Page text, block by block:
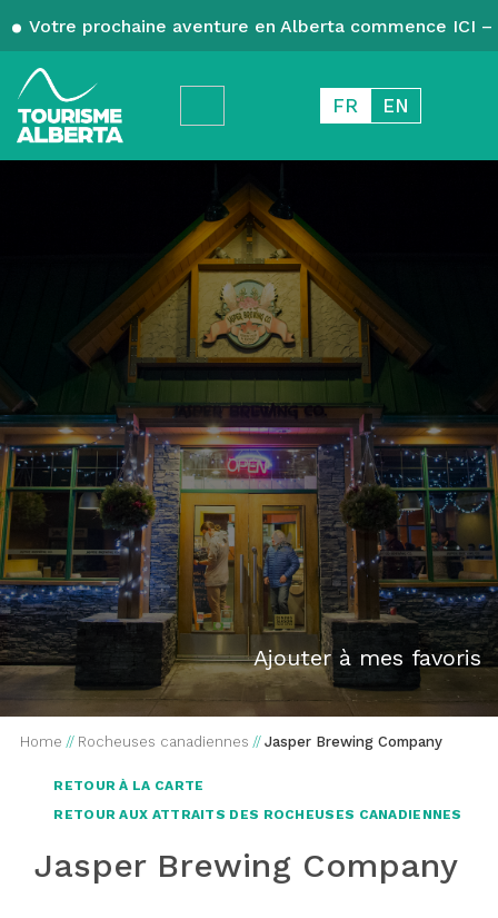
Votre prochaine aventure en Alberta commence ICI
FR EN
Ajouter à mes favoris
Home // Rocheuses canadiennes // Jasper Brewing Company
RETOUR À LA CARTE
RETOUR AUX ATTRAITS DES ROCHEUSES CANADIENNES
Jasper Brewing Company